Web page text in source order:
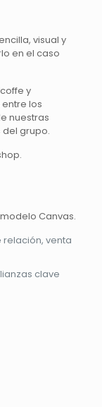
visual y
en el caso
y
los
nuestras
grupo.
Canvas.
venta
clave